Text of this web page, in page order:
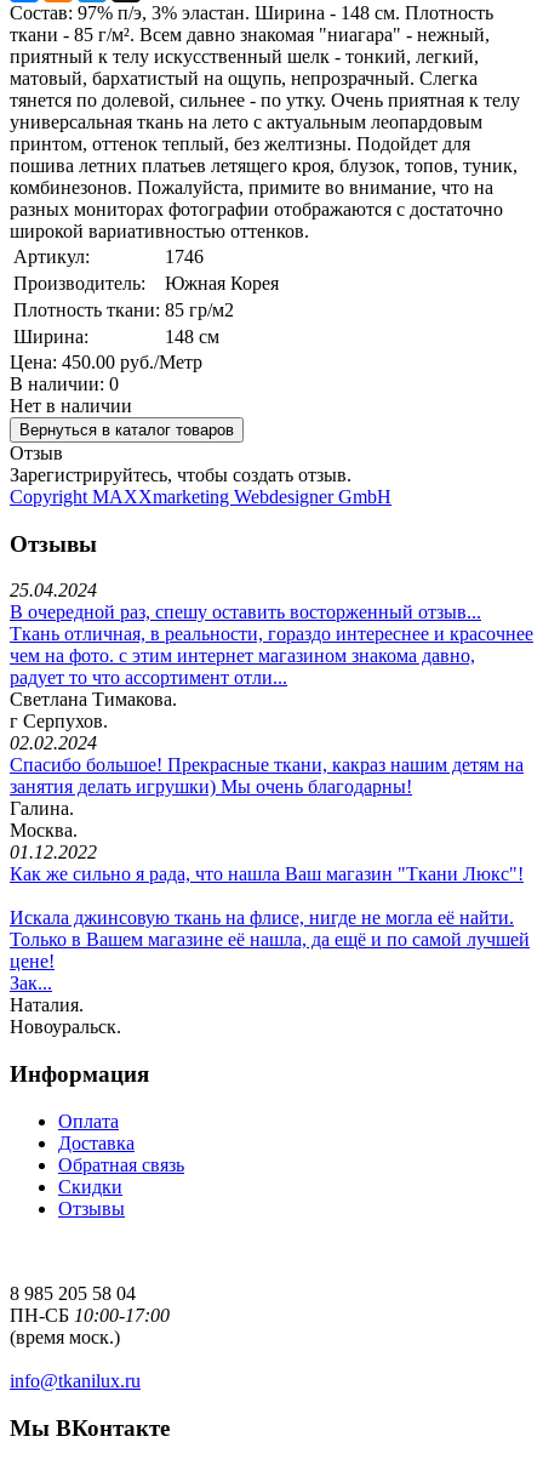
Состав: 97% п/э, 3% эластан. Ширина - 148 см. Плотность
ткани - 85 г/м². Всем давно знакомая "ниагара" - нежный,
приятный к телу искусственный шелк - тонкий, легкий,
матовый, бархатистый на ощупь, непрозрачный. Слегка
тянется по долевой, сильнее - по утку. Очень приятная к телу
универсальная ткань на лето с актуальным леопардовым
принтом, оттенок теплый, без желтизны. Подойдет для
пошива летних платьев летящего кроя, блузок, топов, туник,
комбинезонов. Пожалуйста, примите во внимание, что на
разных мониторах фотографии отображаются с достаточно
широкой вариативностью оттенков.
Артикул:
1746
Производитель:
Южная Корея
Плотность ткани: 85 гр/м2
Ширина:
148 см
Цена: 450.00 руб./Метр
В наличии: 0
Нет в наличии
Отзыв
Зарегистрируйтесь, чтобы создать отзыв.
Copyright MAXXmarketing Webdesigner GmbH
Отзывы
25.04.2024
В очередной раз, спешу оставить восторженный отзыв...
Ткань отличная, в реальности, гораздо интереснее и красочнее
чем на фото. с этим интернет магазином знакома давно,
радует то что ассортимент отли...
Светлана Тимакова.
г Серпухов.
02.02.2024
Спасибо большое! Прекрасные ткани, какраз нашим детям на
занятия делать игрушки) Мы очень благодарны!
Галина.
Москва.
01.12.2022
Как же сильно я рада, что нашла Ваш магазин "Ткани Люкс"!
Искала джинсовую ткань на флисе, нигде не могла её найти.
Только в Вашем магазине её нашла, да ещё и по самой лучшей
цене!
Зак...
Наталия.
Новоуральск.
Информация
Оплата
Доставка
Обратная связь
Скидки
Отзывы
8 985 205 58 04
ПН-СБ 10:00-17:00
(время моск.)
info@tkanilux.ru
Мы ВКонтакте